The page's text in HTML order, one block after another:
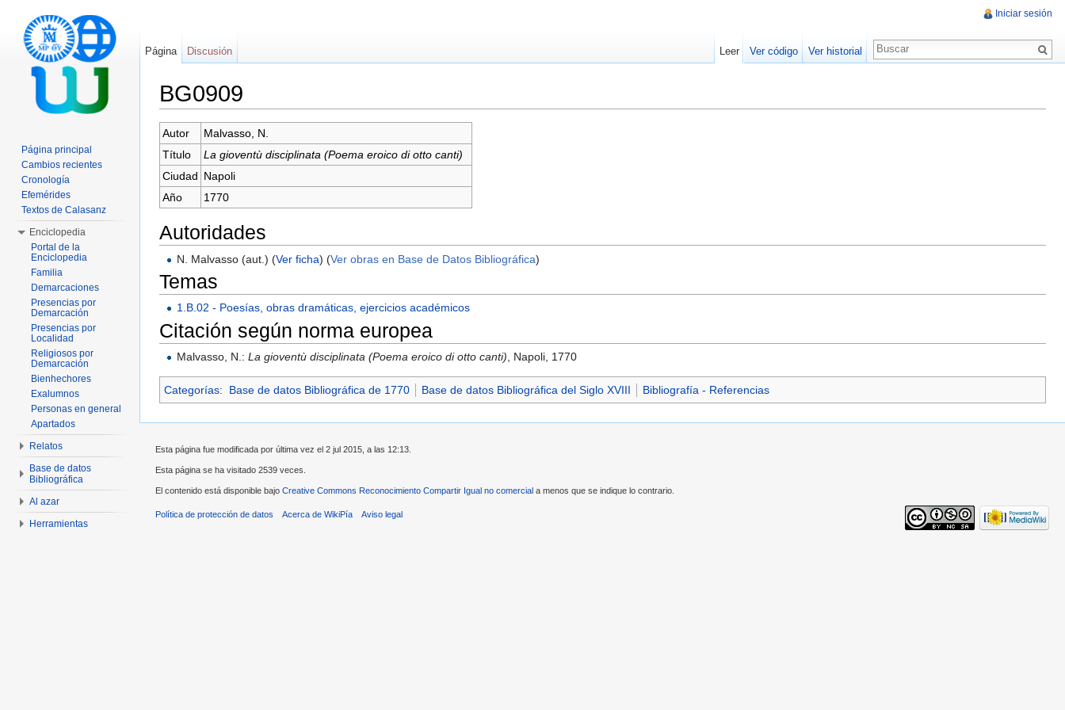
BG0909
Autor
Malvasso, N.
Título
La gioventù disciplinata (Poema eroico di otto canti)
Ciudad Napoli
Año
1770
Autoridades
N. Malvasso (aut.) (Ver ficha) (Ver obras en Base de Datos Bibliográfica)
Temas
1.B.02 - Poesías, obras dramáticas, ejercicios académicos
Citación según norma europea
Malvasso, N.:La gioventù disciplinata (Poema eroico di otto canti) , Napoli, 1770
Categorías: Base de datos Bibliográfica de 1770 Base de datos Bibliográfica del Siglo XVIII Bibliografía - Referencias
Iniciar sesión
Página Discusión Leer Ver código Ver historial
Página principal
Cambios recientes
Cronología
Efemérides
Textos de Calasanz
Enciclopedia
Portal de la
Enciclopedia
Familia
Demarcaciones
Presencias por
Demarcación
Presencias por
Localidad
Religiosos por
Demarcación
Bienhechores
Exalumnos
Personas en general
Apartados
Relatos
Base de datos
Bibliográfica
Al azar
Herramientas
Esta página fue modificada por última vez el 2 jul 2015, a las 12:13.
Esta página se ha visitado 2539 veces.
El contenido está disponible bajo Creative Commons Reconocimiento Compartir Igual no comercial a menos que se indique lo contrario.
Política de protección de datos Acerca de WikiPía Aviso legal